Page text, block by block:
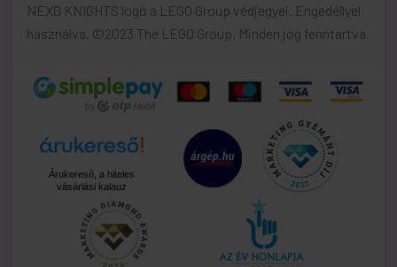
NEXO KNIGHTS logó a LEGO Group védjegyei. Engedéllyel
használva. ©2023 The LEGO Group. Minden jog fenntartva.
Árukereső, a hiteles
vásárlási kalauz